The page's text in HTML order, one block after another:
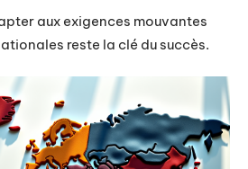
aux exigences mouvantes
reste la clé du succès.